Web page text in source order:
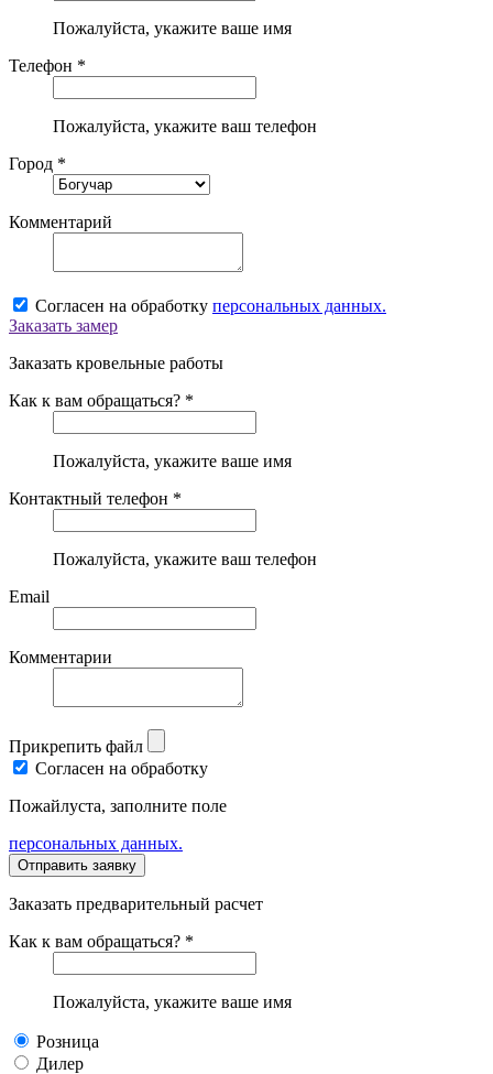
Пожалуйста, укажите ваше имя
Телефон *
Пожалуйста, укажите ваш телефон
Город *
Комментарий
Согласен на обработку персональных данных.
Заказать замер
Заказать кровельные работы
Как к вам обращаться? *
Пожалуйста, укажите ваше имя
Контактный телефон *
Пожалуйста, укажите ваш телефон
Email
Комментарии
Прикрепить файл
Согласен на обработку
Пожайлуста, заполните поле
персональных данных.
Заказать предварительный расчет
Как к вам обращаться? *
Пожалуйста, укажите ваше имя
Розница
Дилер